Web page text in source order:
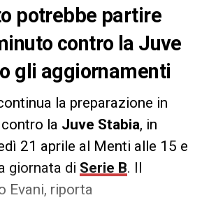
potrebbe partire
contro la Juve
gli aggiornamenti
la preparazione in
la Juve Stabia, in
21 aprile al Menti alle 15 e
giornata di Serie B. Il
Evani, riporta